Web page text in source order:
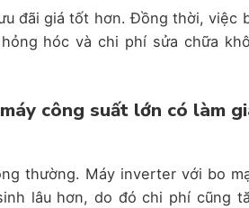
đãi giá tốt hơn. Đồng thời, việc
hóc và chi phí sửa chữa
công suất lớn có làm
thường. Máy inverter với bo
lâu hơn, do đó chi phí cũng